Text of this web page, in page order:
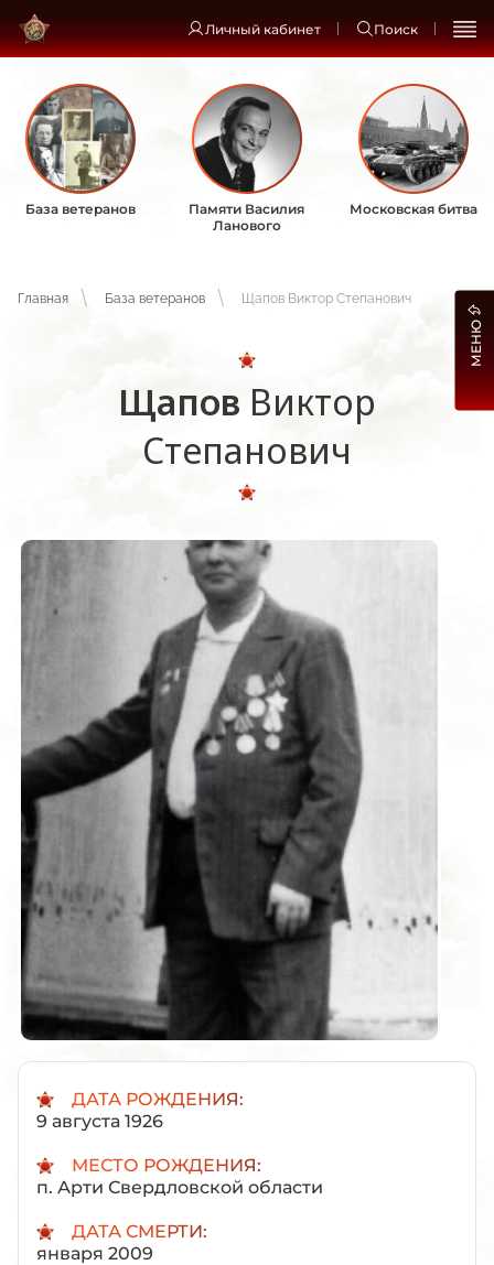
Личный кабинет Поиск
База ветеранов
Памяти Василия
Ланового
Московская битва
Главная База ветеранов Щапов Виктор Степанович
Щапов Виктор
Степанович
ДАТА РОЖДЕНИЯ:
9 августа 1926
МЕСТО РОЖДЕНИЯ:
п. Арти Свердловской области
ДАТА СМЕРТИ:
января 2009
МЕНЮ